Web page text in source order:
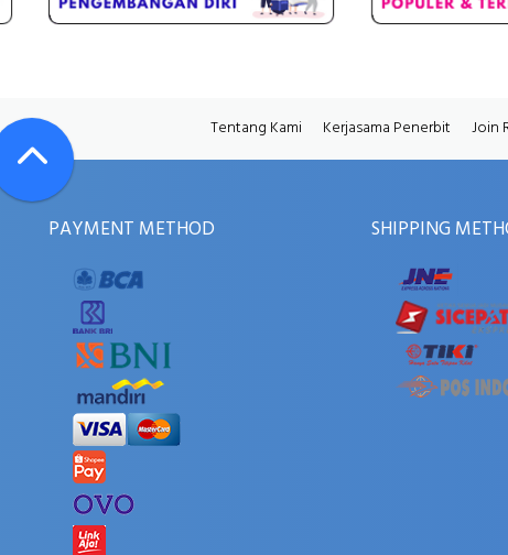
Tentang Kami Kerjasama Penerbit Join
PAYMENT METHOD SHIPPING